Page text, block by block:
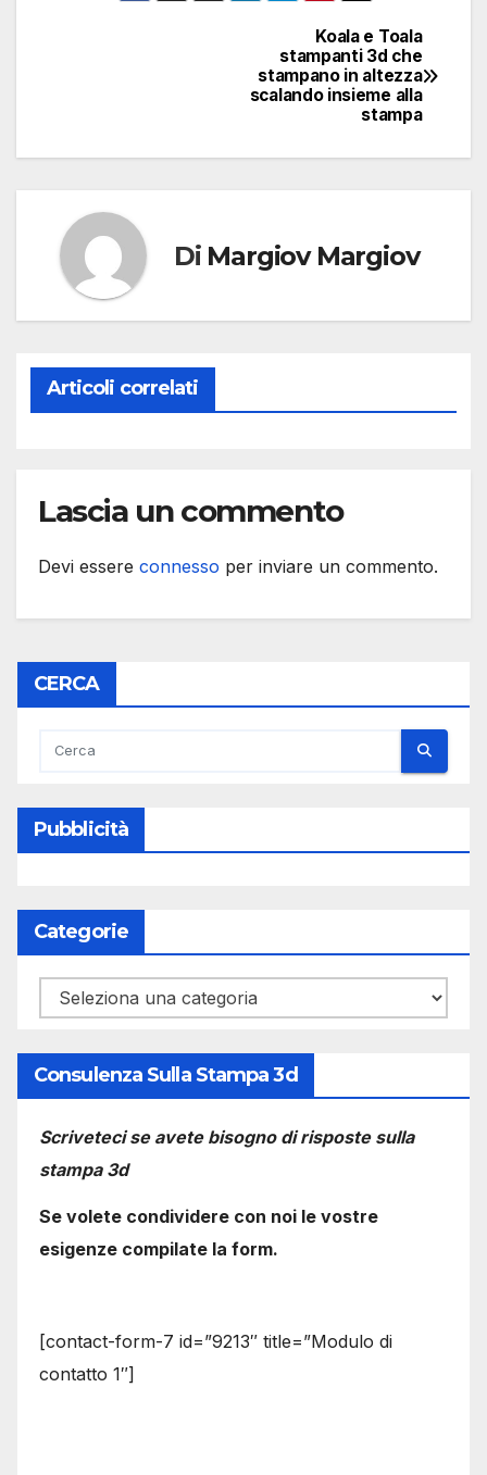
Koala e Toala
stampanti 3d che
stampano in altezza
scalando insieme alla
stampa
Di Margiov Margiov
Articoli correlati
Lascia un commento
Devi essere connesso per inviare un commento.
CERCA
Pubblicità
Categorie
Categorie
Consulenza Sulla Stampa 3d
Scriveteci se avete bisogno di risposte sulla
stampa 3d
Se volete condividere con noi le vostre
esigenze compilate la form.
[contact-form-7 id=”9213″ title=”Modulo di
contatto 1″]